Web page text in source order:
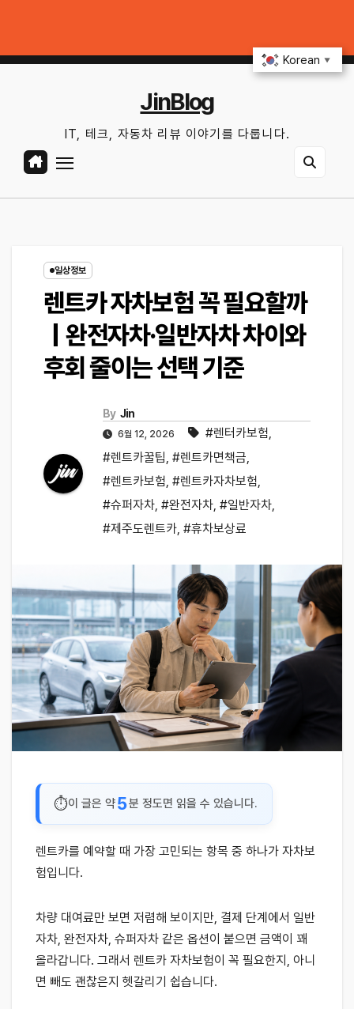
content
6:40:00 AM
JinBlog
IT, 테크, 자동차 리뷰 이야기를 다룹니다.
일상정보
렌트카 자차보험 꼭 필요할까
｜완전자차·일반자차 차이와
후회 줄이는 선택 기준
By Jin
6월 12, 2026 #렌터카보험,
#렌트카꿀팁, #렌트카면책금,
#렌트카보험, #렌트카자차보험,
#슈퍼자차, #완전자차, #일반자차,
#제주도렌트카, #휴차보상료
이 글은 약5분 정도면 읽을 수 있습니다.
렌트카를 예약할 때 가장 고민되는 항목 중 하나가 자차보
험입니다.
차량 대여료만 보면 저렴해 보이지만, 결제 단계에서 일반
자차, 완전자차, 슈퍼자차 같은 옵션이 붙으면 금액이 꽤
올라갑니다. 그래서 렌트카 자차보험이 꼭 필요한지, 아니
면 빼도 괜찮은지 헷갈리기 쉽습니다.
Korean ▼